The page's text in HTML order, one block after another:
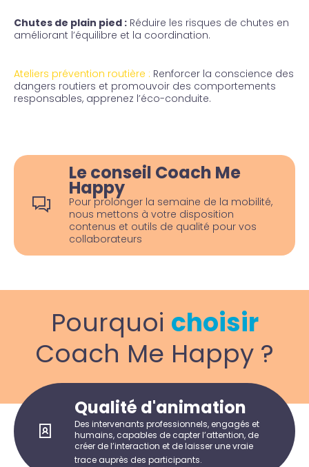
Chutes de plain pied : Réduire les risques de chutes en
améliorant l’équilibre et la coordination.
Ateliers prévention routière : Renforcer la conscience des
dangers routiers et promouvoir des comportements
responsables, apprenez l’éco-conduite.
Le conseil Coach Me
Happy
Pour prolonger la semaine de la mobilité,
nous mettons à votre disposition
contenus et outils de qualité pour vos
collaborateurs
Pourquoi choisir
Coach Me Happy ?
Qualité d'animation
Des intervenants professionnels, engagés et
humains, capables de capter l’attention, de
créer de l’interaction et de laisser une vraie
trace auprès des participants.